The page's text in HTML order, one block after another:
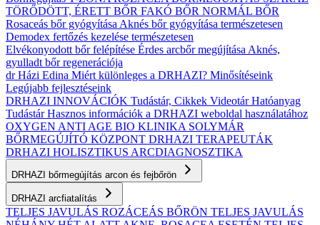
TÖRŐDÖTT, ÉRETT BŐR FAKÓ BŐR NORMÁL BŐR
Rosaceás bőr gyógyítása Aknés bőr gyógyítása természetesen
Demodex fertőzés kezelése természetesen
Elvékonyodott bőr felépítése Érdes arcbőr megújítása Aknés,
gyulladt bőr regenerációja
dr Házi Edina Miért különleges a DRHAZI? Minősítéseink
Legújabb fejlesztéseink
DRHAZI INNOVÁCIÓK Tudástár, Cikkek VideotárHatóanyag
TudástárHasznos információk a DRHAZI weboldal használatához
OXYGEN ANTI AGE BIO KLINIKA SOLYMÁR
BŐRMEGÚJÍTÓ KÖZPONT DRHAZI TERAPEUTÁK
DRHAZI HOLISZTIKUS ARCDIAGNOSZTIKA
DRHAZI bőrmegújítás arcon és fejbőrön
DRHAZI arcfiatalítás
TELJES JAVULÁS ROZÁCEÁS BŐRÖN TELJES JAVULÁS